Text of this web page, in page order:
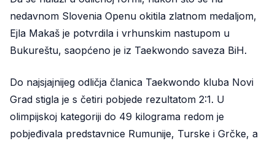
nedavnom Slovenia Openu okitila zlatnom medaljom,
Ejla Makaš je potvrdila i vrhunskim nastupom u
Bukureštu, saopćeno je iz Taekwondo saveza BiH.
Do najsjajnijeg odličja članica Taekwondo kluba Novi
Grad stigla je s četiri pobjede rezultatom 2:1. U
olimpijskoj kategoriji do 49 kilograma redom je
pobjeđivala predstavnice Rumunije, Turske i Grčke, a